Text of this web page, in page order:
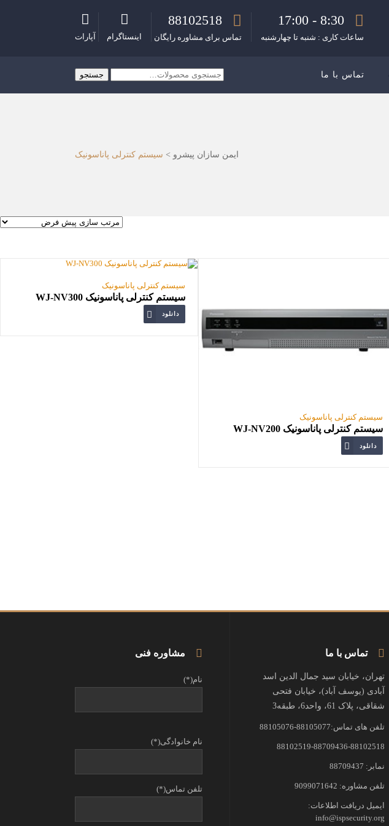
8:30 - 17:00
ساعات کاری : شنبه تا چهارشنبه
88102518
تماس برای مشاوره رایگان اینستاگرام آپارات
تماس با ما
جستجو
برای:
جستجو
ایمن سازان پیشرو > سیستم کنترلی پاناسونیک
سیستم کنترلی پاناسونیک
سیستم کنترلی پاناسونیک WJ-NV200
دانلود
سیستم کنترلی پاناسونیک
سیستم کنترلی پاناسونیک WJ-NV300
دانلود
مشاوره فنی
نام(*)
نام خانوادگی(*)
تلفن تماس(*)
تماس با ما
تهران، خیابان سید جمال الدین اسد
آبادی (یوسف آباد)، خیابان فتحی
شقاقی، پلاک 61، واحد6، طبقه3
تلفن های تماس:88105077-88105076
88102519-88709436-88102518
نمابر: 88709437
تلفن مشاوره: 9099071642
ایمیل دریافت اطلاعات:
info@ispsecurity.org